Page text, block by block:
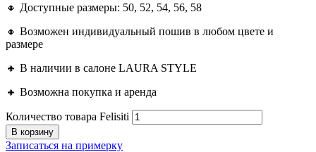
🔸 Доступные размеры: 50, 52, 54, 56, 58
🔸 Возможен индивидуальный пошив в любом цвете и
размере
🔸 В наличии в салоне LAURA STYLE
🔸 Возможна покупка и аренда
Количество товара Felisiti
В корзину
Записаться на примерку